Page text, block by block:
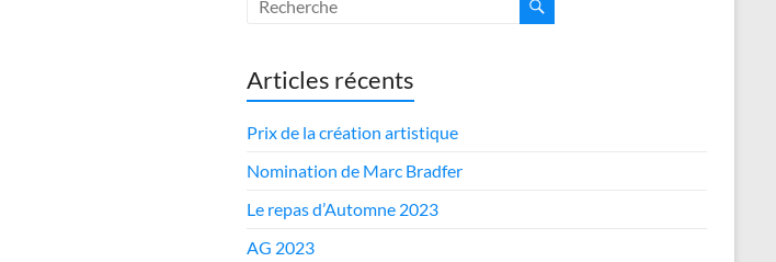
Articles récents
Prix de la création artistique
Nomination de Marc Bradfer
Le repas d’Automne 2023
AG 2023